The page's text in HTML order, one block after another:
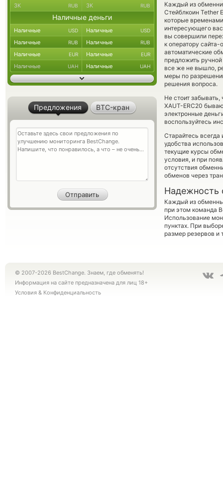
Каждый из
Стейблкоин Tether
которые
интересующего
вы совершили
к оператору
автоматические
предложить
все же не вышло,
меры по
решения вопроса.
Не стоит
XAUT-ERC20
электронные
воспользуйтесь
Старайтесь всегда
удобства
текущие курсы
условия, и при
отсутствия
обменов через
Надежность
Каждый из
при этом команда
Использование
пунктах. При
размер резервов и
ЗК RUB ЗК RUB
Наличные деньги
Наличные USD Наличные USD
Наличные RUB Наличные RUB
Наличные EUR Наличные EUR
Наличные UAH Наличные UAH
Предложения BTC-кран
© 2007-2026 BestChange. Знаем, где обменять!
Информация на сайте предназначена для лиц 18+
Условия & Конфиденциальность